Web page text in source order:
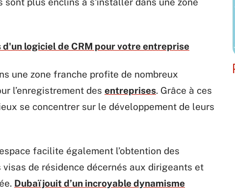
d'un logiciel de CRM pour votre entreprise
une zone franche profite de nombreux
l’enregistrement des entreprises. Grâce à ces
se concentrer sur le développement de leurs
facilite également l’obtention des
de résidence décernés aux dirigeants et
Dubaï jouit d’un incroyable dynamisme